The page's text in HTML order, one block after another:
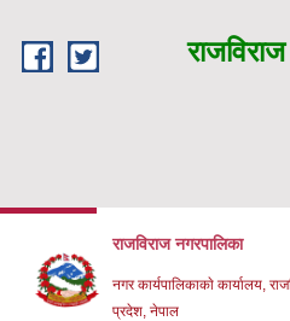
राजविराज नगरपालिका
नगर कार्यपालिकाकाे कार्यालय,
प्रदेश, नेपाल